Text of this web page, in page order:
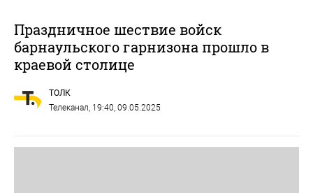
Праздничное шествие войск
барнаульского гарнизона прошло в
краевой столице
ТОЛК
Телеканал, 19:40, 09.05.2025